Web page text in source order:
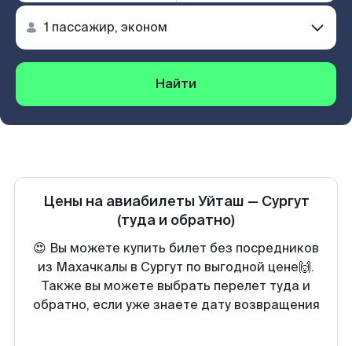
Найти
Цены на авиабилеты Уйташ — Сургут
(туда и обратно)
😍 Вы можете купить билет без посредников
из Махачкалы в Сургут по выгодной цене🙌.
Также вы можете выбрать перелет туда и
обратно, если уже знаете дату возвращения